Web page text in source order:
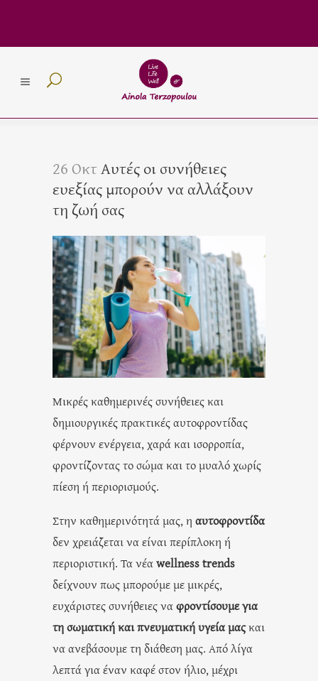
26 ΟκτΑυτές οι συνήθειες
ευεξίας μπορούν να αλλάξουν
τη ζωή σας
Μικρές καθημερινές συνήθειες και
δημιουργικές πρακτικές αυτοφροντίδας
φέρνουν ενέργεια, χαρά και ισορροπία,
φροντίζοντας το σώμα και το μυαλό χωρίς
πίεση ή περιορισμούς.
Στην καθημερινότητά μας, η αυτοφροντίδα
δεν χρειάζεται να είναι περίπλοκη ή
περιοριστική. Τα νέαwellness trends
δείχνουν πως μπορούμε με μικρές,
ευχάριστες συνήθειες ναφροντίσουμε για
τη σωματική και πνευματική υγεία μαςκαι
να ανεβάσουμε τη διάθεση μας. Από λίγα
λεπτά για έναν καφέ στον ήλιο, μέχρι